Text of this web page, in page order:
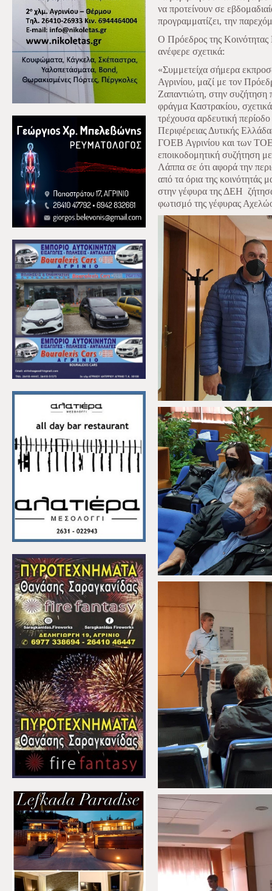
να προτείνουν σε
προγραμματίζει, την
Ο Πρόεδρος της
ανέφερε σχετικά:
«Συμμετείχα σήμερα
Αγρινίου, μαζί με τον
Ζαπαντιώτη, στην συζήτηση
φράγμα Καστρακίου,
τρέχουσα αρδευτική
Περιφέρειας Δυτικής
ΓΟΕΒ Αγρινίου και των
εποικοδομητική συζήτηση
Λάππα σε ότι αφορά την
από τα όρια της κοινότητάς
στην γέφυρα της ΔΕΗ
φωτισμό της γέφυρας